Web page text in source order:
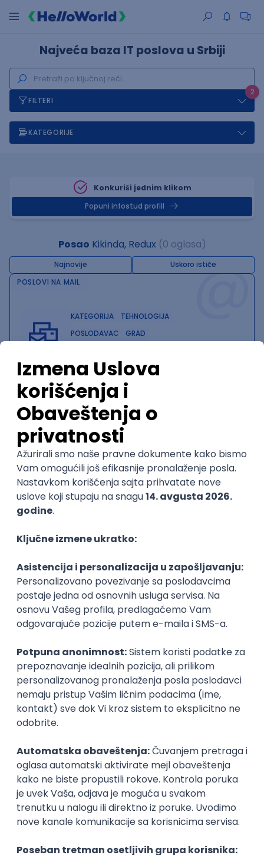
Najveća baza IT poslova u Srbiji
2
FILTERI
KATEGORIJE
Konkuriši jednim klikom
Popuni infostud profill
Posao Kikinda, Redux (0 oglasa)
Najnovije Uskoro ističe@
POSLOVI NA MAIL
KATEGORIJA
TEHNOLOGIJA
POSLODAVAC
GRAD
Najnoviji poslovi svakog dana u tvom
inboxu
Prijavi se
Trenutno nema oglasa po traženim kriterijumima
pretrage.
Pogledaj slične oglase ili izmeni kriterijume pretrage
OGLASI PO KRITERIJUMU Redux
Collectly, Inc.
06.09.2026.
TypeScript Senior
Tech Lead, Web Core Product &
Chrome Extension
Remote
04.09.2026.
140.000,00 - 200.000,00 USD (gross)
Android ReactJS TypeScript Firebase
Senior
CoinsPaid
Remote
27.08.2026.
JavaScript HTML TypeScript Agile